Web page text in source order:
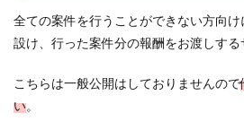
全ての案件を行うことができない方向
設け、行った案件分の報酬をお渡しする
こちらは一般公開はしておりませんので
い。